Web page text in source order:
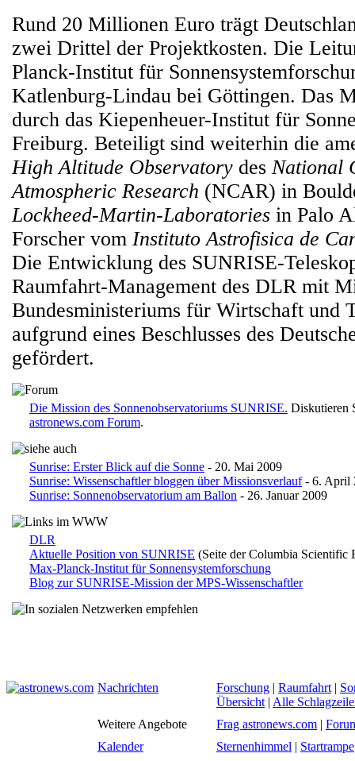
Rund 20 Millionen Euro trägt
zwei Drittel der Projektkosten. Die
Planck-Institut für
Katlenburg-Lindau bei Göttingen. Das
durch das Kiepenheuer-Institut für
Freiburg. Beteiligt sind weiterhin die
High Altitude Observatory des National
Atmospheric Research (NCAR) in
Lockheed-Martin-Laboratories in Palo
Forscher vom Instituto Astrofisica de
Die Entwicklung des SUNRISE-
Raumfahrt-Management des DLR mit
Bundesministeriums für Wirtschaft und
aufgrund eines Beschlusses des
gefördert.
Die Mission des Sonnenobservatoriums SUNRISE. Diskutieren
astronews.com Forum.
Sunrise: Erster Blick auf die Sonne - 20. Mai 2009
Sunrise: Wissenschaftler bloggen über Missionsverlauf- 6. April
Sunrise: Sonnenobservatorium am Ballon - 26. Januar 2009
DLR
Aktuelle Position von SUNRISE (Seite der Columbia
Max-Planck-Institut für Sonnensystemforschung
Blog zur SUNRISE-Mission der MPS-Wissenschaftler
Nachrichten Forschung | Raumfahrt |
Übersicht | Alle
Weitere Angebote
Frag astronews.com |
Kalender
Sternenhimmel | Startrampe